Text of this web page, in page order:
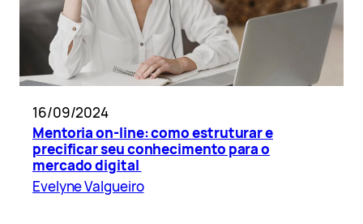
16/09/2024
Mentoria on-line: como estruturar e
precificar seu conhecimento para o
mercado digital
Evelyne Valgueiro